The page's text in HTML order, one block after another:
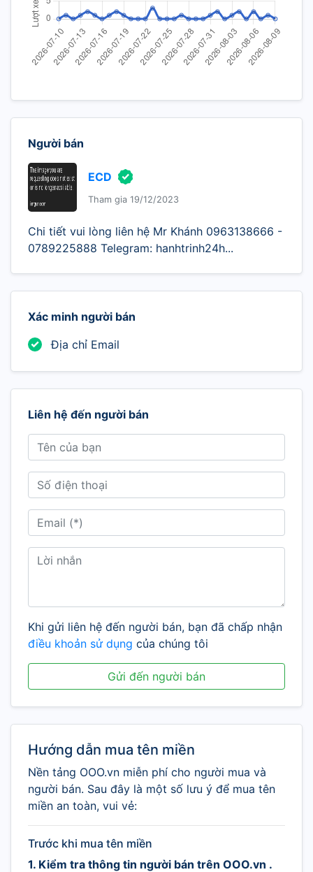
Người bán
ECD
Tham gia 19/12/2023
Chi tiết vui lòng liên hệ Mr Khánh 0963138666 -
0789225888 Telegram: hanhtrinh24h...
Xác minh người bán
Địa chỉ Email
Liên hệ đến người bán
Khi gửi liên hệ đến người bán, bạn đã chấp nhận
điều khoản sử dụng của chúng tôi
Gửi đến người bán
Hướng dẫn mua tên miền
Nền tảng OOO.vn miễn phí cho người mua và
người bán. Sau đây là một số lưu ý để mua tên
miền an toàn, vui vẻ:
Trước khi mua tên miền
1. Kiểm tra thông tin người bán trên OOO.vn .